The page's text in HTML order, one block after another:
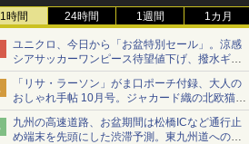
1時間 24時間 1週間 1カ月
ユニクロ、今日から「お盆特別セール」。涼感
シアサッカーワンピース待望値下げ、撥水ギア
ショーツは1990円に
「リサ・ラーソン」がま口ポーチ付録、大人の
おしゃれ手帖 10月号。ジャカード織の北欧猫デ
ザイン
九州の高速道路、お盆期間は松橋ICなど通行止
め端末を先頭にした渋滞予測。東九州道への迂